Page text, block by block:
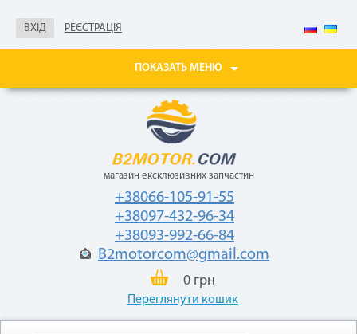
ВХІД РЕЄСТРАЦІЯ
ПОКАЗАТЬ МЕНЮ
магазин ексклюзивних запчастин
+38066-105-91-55
+38097-432-96-34
+38093-992-66-84
B2motorcom@gmail.com
0 грн
Переглянути кошик
«Мгновенная рассрочка»
Покупайте товары
ежемесячной
Как воспользоваться